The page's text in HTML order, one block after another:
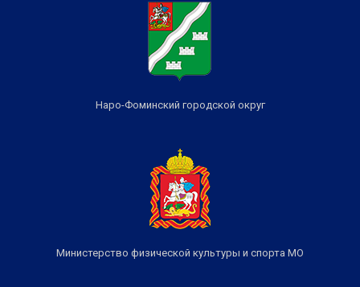
Наро-Фоминский городской округ
Министерство физической культуры и спорта МО